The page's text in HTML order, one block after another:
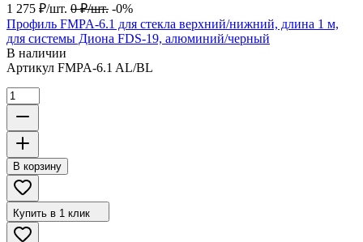
1 275 ₽/шт. 0 ₽/шт. -0%
Профиль FMPA-6.1 для стекла верхний/нижний, длина 1 м,
для системы Диона FDS-19, алюминий/черный
В наличии
Артикул FMPA-6.1 AL/BL
В корзину
Купить в 1 клик